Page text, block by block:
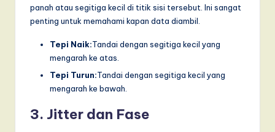
panah atau segitiga kecil di titik sisi tersebut. Ini sangat
penting untuk memahami kapan data diambil.
Tepi Naik:Tandai dengan segitiga kecil yang
mengarah ke atas.
Tepi Turun:Tandai dengan segitiga kecil yang
mengarah ke bawah.
3. Jitter dan Fase